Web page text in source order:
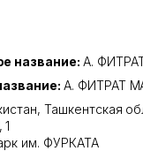
название: А.
А. ФИТРАТ
Ташкентская
, 1
им. ФУРКАТА